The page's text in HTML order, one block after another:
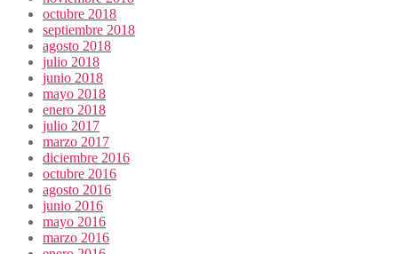
octubre 2018
septiembre 2018
agosto 2018
julio 2018
junio 2018
mayo 2018
enero 2018
julio 2017
marzo 2017
diciembre 2016
octubre 2016
agosto 2016
junio 2016
mayo 2016
marzo 2016